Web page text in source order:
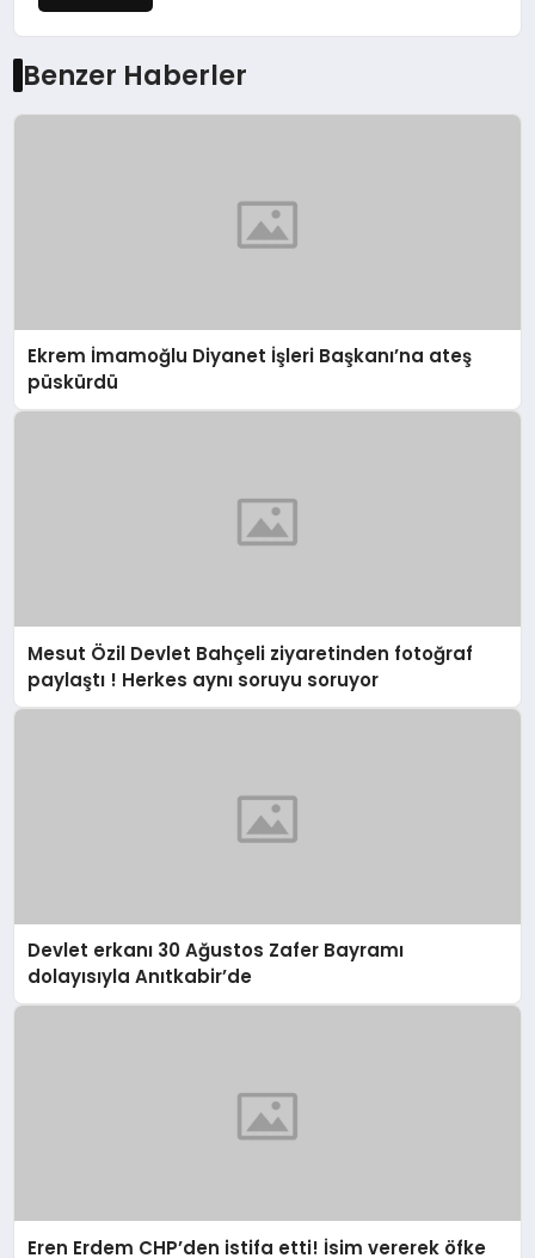
Benzer Haberler
Ekrem İmamoğlu Diyanet İşleri Başkanı’na ateş
püskürdü
Mesut Özil Devlet Bahçeli ziyaretinden fotoğraf
paylaştı ! Herkes aynı soruyu soruyor
Devlet erkanı 30 Ağustos Zafer Bayramı
dolayısıyla Anıtkabir’de
Eren Erdem CHP’den istifa etti! İsim vererek öfke